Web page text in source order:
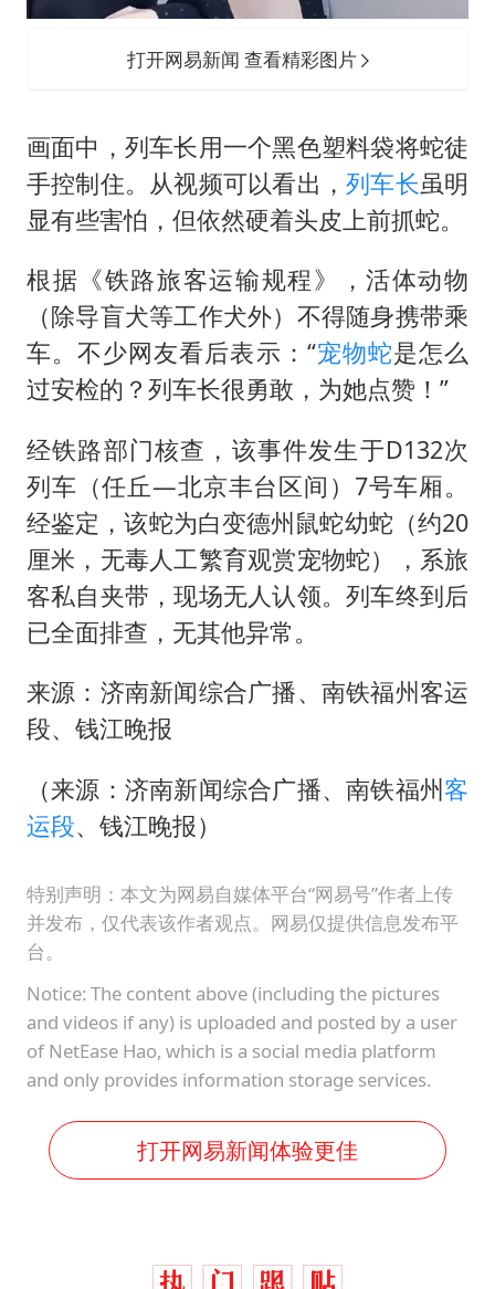
打开网易新闻 查看精彩图片
画面中，列车长用一个黑色塑料袋将蛇徒
手控制住。从视频可以看出，列车长虽明
显有些害怕，但依然硬着头皮上前抓蛇。
根据《铁路旅客运输规程》，活体动物
（除导盲犬等工作犬外）不得随身携带乘
车。不少网友看后表示：“宠物蛇是怎么
过安检的？列车长很勇敢，为她点赞！”
经铁路部门核查，该事件发生于D132次
列车（任丘—北京丰台区间）7号车厢。
经鉴定，该蛇为白变德州鼠蛇幼蛇（约20
厘米，无毒人工繁育观赏宠物蛇），系旅
客私自夹带，现场无人认领。列车终到后
已全面排查，无其他异常。
来源：济南新闻综合广播、南铁福州客运
段、钱江晚报
（来源：济南新闻综合广播、南铁福州客
运段、钱江晚报）
特别声明：本文为网易自媒体平台“网易号”作者上传
并发布，仅代表该作者观点。网易仅提供信息发布平
台。
Notice: The content above (including the pictures
and videos if any) is uploaded and posted by a user
of NetEase Hao, which is a social media platform
and only provides information storage services.
打开网易新闻体验更佳